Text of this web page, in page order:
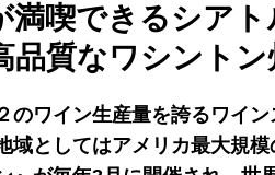
満喫できるシア
品質なワシント
のワイン生産量を誇るワイ
域としてはアメリカ最大規